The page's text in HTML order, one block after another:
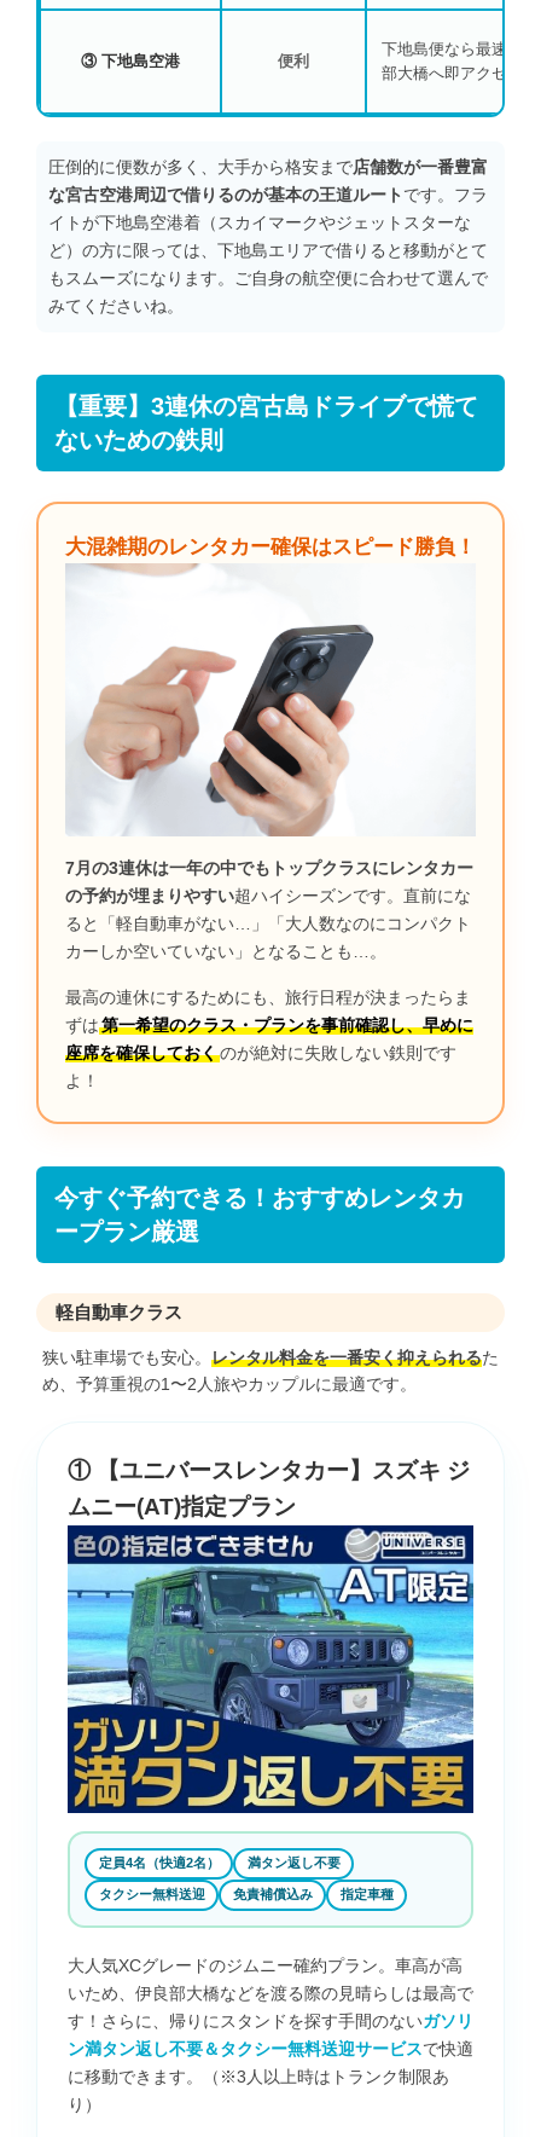
③ 下地島空港 便利
下地島便なら最速！
部大橋へ即アクセス。
圧倒的に便数が多く、大手から格安まで店舗数が一番豊富
な宮古空港周辺で借りるのが基本の王道ルート です。フラ
イトが下地島空港着（スカイマークやジェットスターな
ど）の方に限っては、下地島エリアで借りると移動がとて
もスムーズになります。ご自身の航空便に合わせて選んで
みてくださいね。
【重要】3連休の宮古島ドライブで慌て
ないための鉄則
大混雑期のレンタカー確保はスピード勝負！
7月の3連休は一年の中でもトップクラスにレンタカー
の予約が埋まりやすい超ハイシーズンです。直前にな
ると「軽自動車がない…」「大人数なのにコンパクト
カーしか空いていない」となることも…。
最高の連休にするためにも、旅行日程が決まったらま
ずは第一希望のクラス・プランを事前確認し、早めに
座席を確保しておくのが絶対に失敗しない鉄則です
よ！
今すぐ予約できる！おすすめレンタカ
ープラン厳選
軽自動車クラス
狭い駐車場でも安心。 レンタル料金を一番安く抑えられるた
め、予算重視の1〜2人旅やカップルに最適です。
① 【ユニバースレンタカー】スズキ ジ
ムニー(AT)指定プラン
定員4名（快適2名） 満タン返し不要
タクシー無料送迎 免責補償込み 指定車種
大人気XCグレードのジムニー確約プラン。車高が高
いため、伊良部大橋などを渡る際の見晴らしは最高で
す！さらに、帰りにスタンドを探す手間のないガソリ
ン満タン返し不要＆タクシー無料送迎サービスで快適
に移動できます。（※3人以上時はトランク制限あ
り）